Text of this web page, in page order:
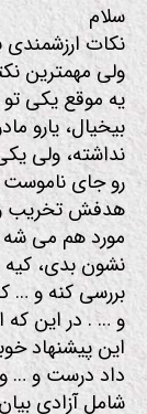
سلام
نکات ارزشمندی
ولی مهمترین
یه موقع یکی
بیخیال، یارو
نداشته، ولی
رو جای ناموست
هدفش تخریب و
مورد هم می
نشون بدی، کیه
بررسی کنه و …
و … . در این که
این پیشنهاد
داد درست و …